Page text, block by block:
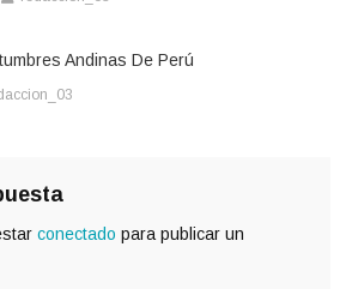
Andinas De Perú
conectado para publicar un